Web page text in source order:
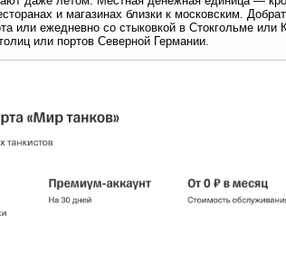
и магазинах близки к московским.
или ежедневно со стыковкой в Стокгольме или
или портов Северной Германии.